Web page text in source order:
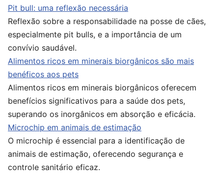
Pit bull: uma reflexão necessária
Reflexão sobre a responsabilidade na posse de cães,
especialmente pit bulls, e a importância de um
convívio saudável.
Alimentos ricos em minerais biorgânicos são mais
benéficos aos pets
Alimentos ricos em minerais biorgânicos oferecem
benefícios significativos para a saúde dos pets,
superando os inorgânicos em absorção e eficácia.
Microchip em animais de estimação
O microchip é essencial para a identificação de
animais de estimação, oferecendo segurança e
controle sanitário eficaz.